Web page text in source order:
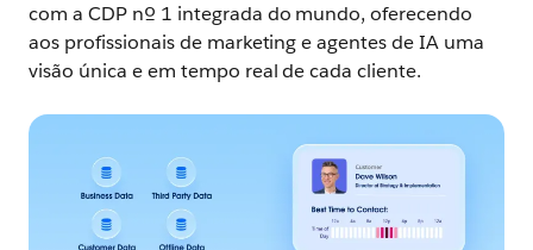
com a CDP nº 1 integrada do mundo, oferecendo
aos profissionais de marketing e agentes de IA uma
visão única e em tempo real de cada cliente.